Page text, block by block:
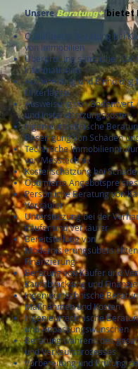
Unsere Beratung+bietet
Qualifizierte Beratung bei
von Immobilien
Überprüfung sämtlicher
Informationen
Aufbereitung und Einholung
Unterlagen
Ausweisung von
und Instandsetzungskosten
Ingenieurtechnische
Beseitigung von Schäden
Technische
von Messtechnik
Kostenschätzung bei
Optimierte
Persönliche Beratung von
Verkäufer
Unterstützung bei der
Käufer und Verkäufer
Bereitstellung von
Finanzierung
Beratung von Käufer und
Kaufabwicklung und
Ingenieurtechnische
Maßnahmen und Kosten
Ingenieurtechnische
und Anpassungswünschen
Beratung während des
und Verkaufsprozesses
Vorbereitung und Prüfung